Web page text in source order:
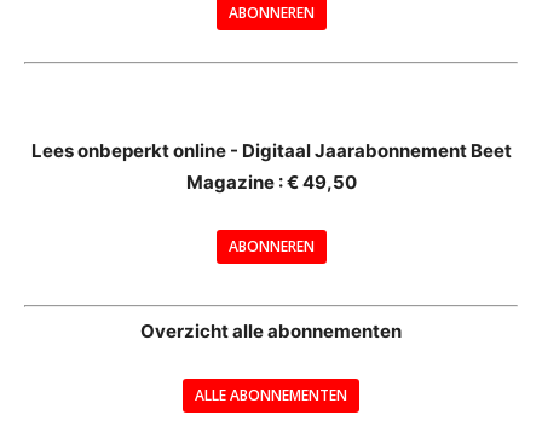
ABONNEREN
Lees onbeperkt online - Digitaal Jaarabonnement Beet
Magazine : € 49,50
ABONNEREN
Overzicht alle abonnementen
ALLE ABONNEMENTEN